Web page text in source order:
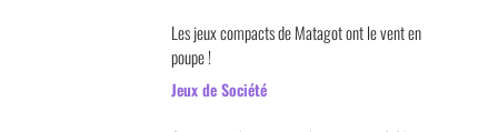
Les jeux compacts de Matagot ont le vent en
poupe !
Jeux de Société